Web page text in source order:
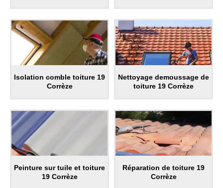
Isolation comble toiture 19
Corrèze
Nettoyage demoussage de
toiture 19 Corrèze
Peinture sur tuile et toiture
19 Corrèze
Réparation de toiture 19
Corrèze